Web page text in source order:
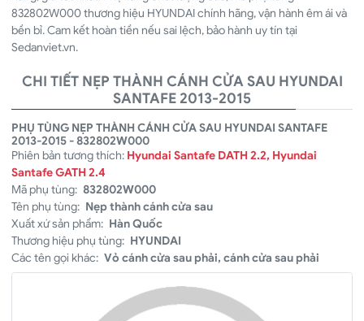
832802W000 thương hiệu HYUNDAI chính hãng, vận hành êm ái và
bền bỉ. Cam kết hoàn tiền nếu sai lệch, bảo hành uy tín tại
Sedanviet.vn.
CHI TIẾT NẸP THÀNH CÁNH CỬA SAU HYUNDAI
SANTAFE 2013-2015
PHỤ TÙNG NẸP THÀNH CÁNH CỬA SAU HYUNDAI SANTAFE
2013-2015 - 832802W000
Phiên bản tương thích: Hyundai Santafe DATH 2.2, Hyundai
Santafe GATH 2.4
Mã phụ tùng: 832802W000
Tên phụ tùng: Nẹp thành cánh cửa sau
Xuất xứ sản phẩm: Hàn Quốc
Thương hiệu phụ tùng: HYUNDAI
Các tên gọi khác: Vỏ cánh cửa sau phải, cánh cửa sau phải